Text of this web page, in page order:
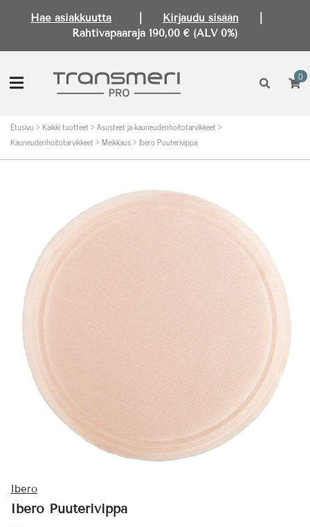
Hae asiakkuutta Kirjaudu sisään
Rahtivapaaraja 190,00 € (ALV 0%)
0
Etusivu >Kaikki tuotteet>Asusteet ja kauneudenhoitotarvikkeet>
Kauneudenhoitotarvikkeet>Meikkaus>Ibero Puuterivippa
Ibero
Ibero Puuterivippa